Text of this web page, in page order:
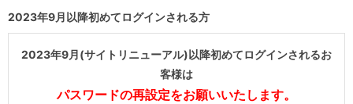
2023年9月以降初めてログインされる方
2023年9月(サイトリニューアル)以降初めてログインされるお
客様は
パスワードの再設定をお願いいたします。